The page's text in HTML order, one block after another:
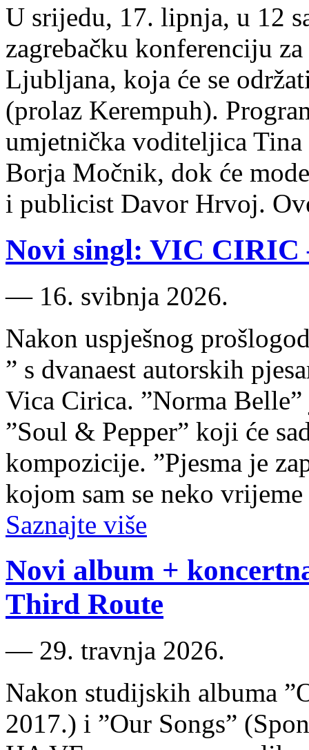
U srijedu, 17. lipnja, u 12
zagrebačku konferenciju
Ljubljana, koja će se
(prolaz Kerempuh).
umjetnička voditeljica
Borja Močnik, dok će
i publicist Davor Hrvoj.
Novi singl: VIC CIRIC
― 16. svibnja 2026.
Nakon uspješnog
” s dvanaest autorskih
Vica Cirica. ”​Norma
”Soul & Pepper” koji će
kompozicije. ”Pjesma je
kojom sam se neko
Saznajte više
Novi album +
Third Route
― 29. travnja 2026.
Nakon studijskih albuma
2017.) i ”Our Songs”